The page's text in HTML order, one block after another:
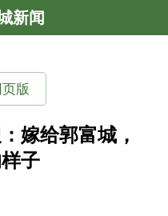
新闻
版
嫁给郭富城，
子